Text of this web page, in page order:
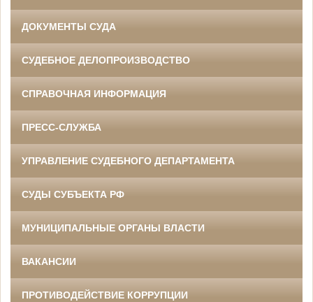
ДОКУМЕНТЫ СУДА
СУДЕБНОЕ ДЕЛОПРОИЗВОДСТВО
СПРАВОЧНАЯ ИНФОРМАЦИЯ
ПРЕСС-СЛУЖБА
УПРАВЛЕНИЕ СУДЕБНОГО ДЕПАРТАМЕНТА
СУДЫ СУБЪЕКТА РФ
МУНИЦИПАЛЬНЫЕ ОРГАНЫ ВЛАСТИ
ВАКАНСИИ
ПРОТИВОДЕЙСТВИЕ КОРРУПЦИИ